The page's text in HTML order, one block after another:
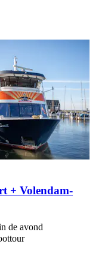
+ Volendam-
de avond